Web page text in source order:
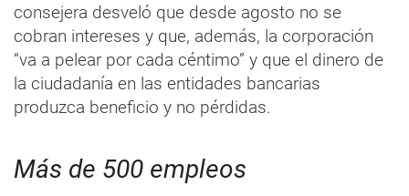
consejera desveló que desde agosto no se
cobran intereses y que, además, la corporación
“va a pelear por cada céntimo” y que el dinero de
la ciudadanía en las entidades bancarias
produzca beneficio y no pérdidas.
Más de 500 empleos